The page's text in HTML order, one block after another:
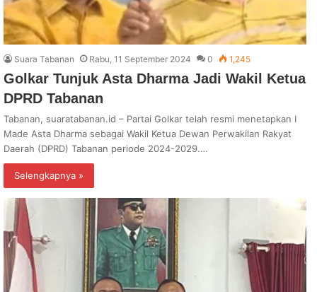
Suara Tabanan Rabu, 11 September 2024 0 1,245
Golkar Tunjuk Asta Dharma Jadi Wakil Ketua
DPRD Tabanan
Tabanan, suaratabanan.id – Partai Golkar telah resmi menetapkan I
Made Asta Dharma sebagai Wakil Ketua Dewan Perwakilan Rakyat
Daerah (DPRD) Tabanan periode 2024-2029.…
Selengkapnya »